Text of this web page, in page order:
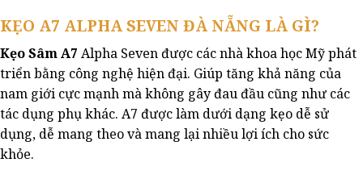
KẸO A7 ALPHA SEVEN ĐÀ NẴNG LÀ GÌ?
Kẹo Sâm A7 Alpha Seven được các nhà khoa học Mỹ phát
triển bằng công nghệ hiện đại. Giúp tăng khả năng của
nam giới cực mạnh mà không gây đau đầu cũng như các
tác dụng phụ khác. A7 được làm dưới dạng kẹo dễ sử
dụng, dễ mang theo và mang lại nhiều lợi ích cho sức
khỏe.